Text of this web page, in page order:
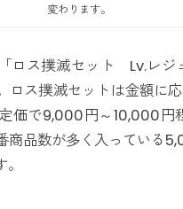
変わります。
ロス撲滅セット Lv.レジ
ロス撲滅セットは金額に
価で9,000円～10,000円
商品数が多く入っている